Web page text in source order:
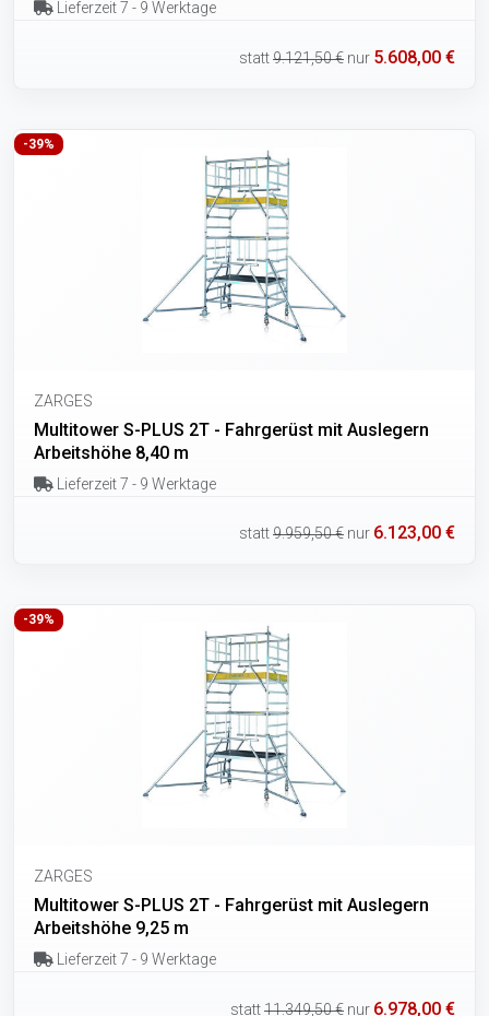
Lieferzeit 7 - 9 Werktage
statt9.121,50 € nur 5.608,00 €
-39%
ZARGES
Multitower S-PLUS 2T - Fahrgerüst mit Auslegern
Arbeitshöhe 8,40 m
Lieferzeit 7 - 9 Werktage
statt9.959,50 € nur 6.123,00 €
-39%
ZARGES
Multitower S-PLUS 2T - Fahrgerüst mit Auslegern
Arbeitshöhe 9,25 m
Lieferzeit 7 - 9 Werktage
statt11.349,50 € nur 6.978,00 €